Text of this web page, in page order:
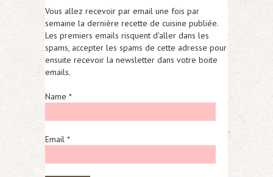
Vous allez recevoir par email une fois par
semaine la dernière recette de cuisine publiée.
Les premiers emails risquent d'aller dans les
spams, accepter les spams de cette adresse pour
ensuite recevoir la newsletter dans votre boite
emails.
Name *
Email *